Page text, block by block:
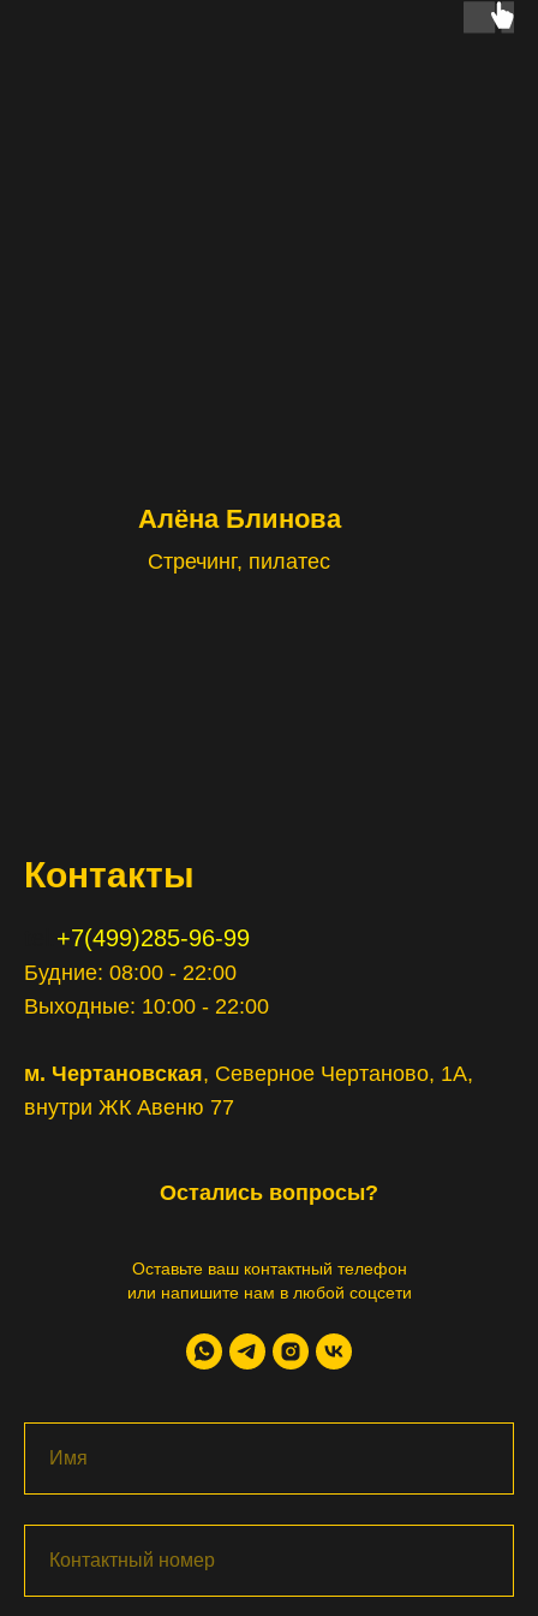
Алёна Блинова
Стречинг, пилатес
Контакты
+7(499)285-96-99
Будние: 08:00 - 22:00
Выходные: 10:00 - 22:00
м. Чертановская, Северное Чертаново, 1А,
внутри ЖК Авеню 77
Остались вопросы?
Оставьте ваш контактный телефон
или напишите нам в любой соцсети